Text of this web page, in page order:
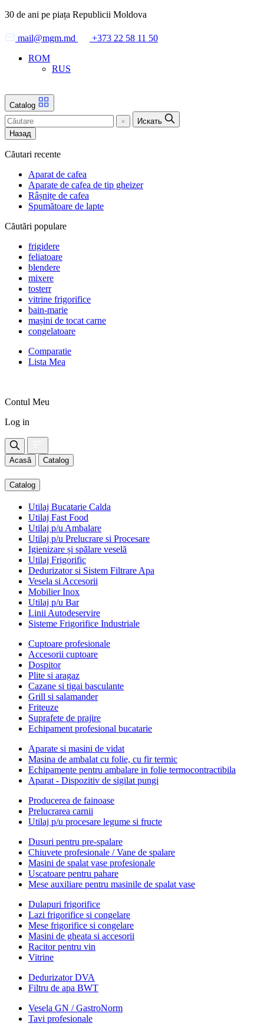
Skip
the
content
30 de ani pe piața Republicii Moldova
mail@mgm.md
+373 22 58 11 50
ROM
RUS
Catalog
Искать
Назад
Căutari recente
Aparat de cafea
Aparate de cafea de tip gheizer
Râșnițe de cafea
Spumătoare de lapte
Căutări populare
frigidere
feliatoare
blendere
mixere
tosterr
vitrine frigorifice
bain-marie
mașini de tocat carne
congelatoare
Comparatie
Lista Mea
Contul Meu
Log in
Acasă Catalog
Catalog
Utilaj Bucatarie Calda
Utilaj Fast Food
Utilaj p/u Ambalare
Utilaj p/u Prelucrare si Procesare
Igienizare și spălare veselă
Utilaj Frigorific
Dedurizator si Sistem Filtrare Apa
Vesela si Accesorii
Mobilier Inox
Utilaj p/u Bar
Linii Autodeservire
Sisteme Frigorifice Industriale
Cuptoare profesionale
Accesorii cuptoare
Dospitor
Plite si aragaz
Cazane si tigai basculante
Grill si salamander
Friteuze
Suprafete de prajire
Echipament profesional bucatarie
Aparate si masini de vidat
Masina de ambalat cu folie, cu fir termic
Echipamente pentru ambalare in folie termocontractibila
Aparat - Dispozitiv de sigilat pungi
Producerea de fainoase
Prelucrarea carnii
Utilaj p/u procesare legume si fructe
Dusuri pentru pre-spalare
Chiuvete profesionale / Vane de spalare
Masini de spalat vase profesionale
Uscatoare pentru pahare
Mese auxiliare pentru masinile de spalat vase
Dulapuri frigorifice
Lazi frigorifice si congelare
Mese frigorifice si congelare
Masini de gheata si accesorii
Racitor pentru vin
Vitrine
Dedurizator DVA
Filtru de apa BWT
Vesela GN / GastroNorm
Tavi profesionale